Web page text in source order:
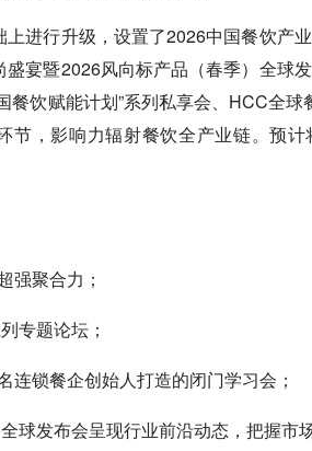
进行升级，设置了2026中国餐饮产
宴暨2026风向标产品（春季）全球
饮赋能计划”系列私享会、HCC全球
节，影响力辐射餐饮全产业链。预
强聚合力；
专题论坛；
锁餐企创始人打造的闭门学习会；
球发布会呈现行业前沿动态，把握市